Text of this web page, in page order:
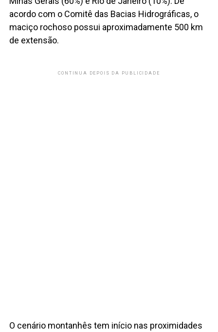
acordo com o Comitê das Bacias Hidrográficas, o
maciço rochoso possui aproximadamente 500 km
de extensão.
CONTINUA DEPOIS DA PUBLICIDADE
O cenário montanhês tem início nas proximidades